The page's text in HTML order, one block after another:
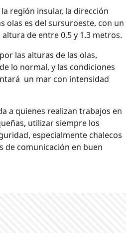
región insular, la dirección
olas es del sursuroeste, con un
de entre 0.5 y 1.3 metros.
las alturas de las olas,
lo normal, y las condiciones
un mar con intensidad
a quienes realizan trabajos en
utilizar siempre los
especialmente chalecos
de comunicación en buen